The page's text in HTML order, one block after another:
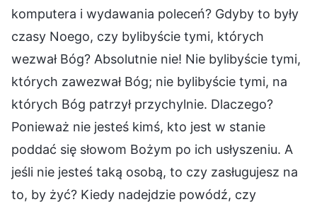
komputera i wydawania poleceń? Gdyby to były
czasy Noego, czy bylibyście tymi, których
wezwał Bóg? Absolutnie nie! Nie bylibyście tymi,
których zawezwał Bóg; nie bylibyście tymi, na
których Bóg patrzył przychylnie. Dlaczego?
Ponieważ nie jesteś kimś, kto jest w stanie
poddać się słowom Bożym po ich usłyszeniu. A
jeśli nie jesteś taką osobą, to czy zasługujesz na
to, by żyć? Kiedy nadejdzie powódź, czy